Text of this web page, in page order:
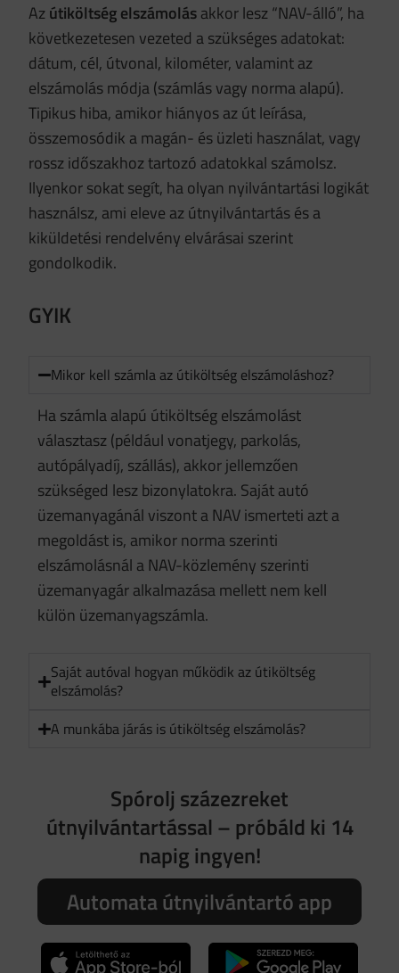
Azútiköltség elszámolásakkor lesz “NAV-álló”, ha
következetesen vezeted a szükséges adatokat:
dátum, cél, útvonal, kilométer, valamint az
elszámolás módja (számlás vagy norma alapú).
Tipikus hiba, amikor hiányos az út leírása,
összemosódik a magán- és üzleti használat, vagy
rossz időszakhoz tartozó adatokkal számolsz.
Ilyenkor sokat segít, ha olyan nyilvántartási logikát
használsz, ami eleve az útnyilvántartás és a
kiküldetési rendelvény elvárásai szerint
gondolkodik.
GYIK
Mikor kell számla az útiköltség elszámoláshoz?
Ha számla alapú útiköltség elszámolást
választasz (például vonatjegy, parkolás,
autópályadíj, szállás), akkor jellemzően
szükséged lesz bizonylatokra. Saját autó
üzemanyagánál viszont a NAV ismerteti azt a
megoldást is, amikor norma szerinti
elszámolásnál a NAV-közlemény szerinti
üzemanyagár alkalmazása mellett nem kell
külön üzemanyagszámla.
Saját autóval hogyan működik az útiköltség
elszámolás?
A munkába járás is útiköltség elszámolás?
Spórolj százezreket
útnyilvántartással – próbáld ki 14
napig ingyen!
Automata útnyilvántartó app